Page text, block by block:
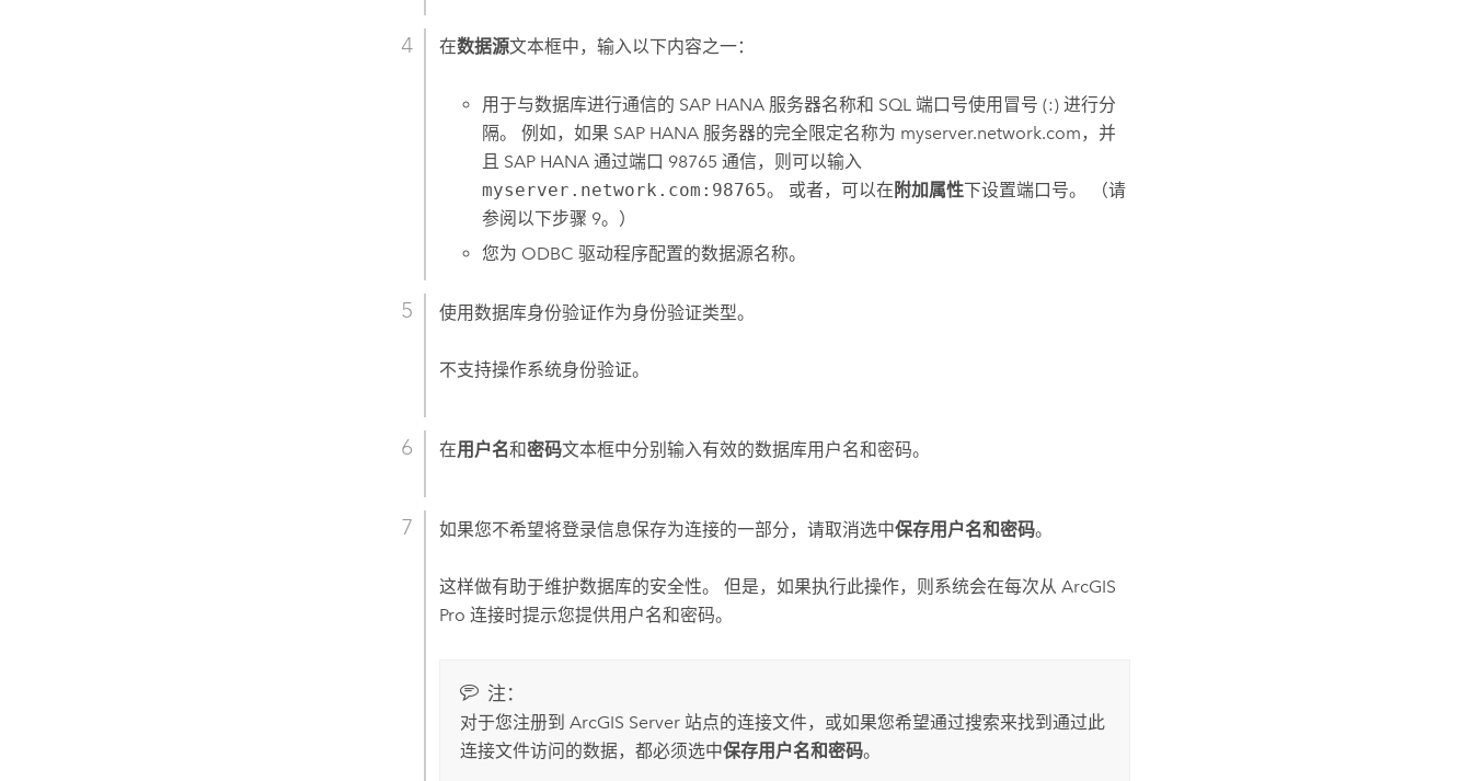
在数据源文本框中，输入以下内容之一：
用于与数据库进行通信的 SAP HANA服务器名称和 SQL 端口号使用冒号 (:) 进行分
隔。 例如，如果 SAP HANA服务器的完全限定名称为 myserver.network.com，并
且 SAP HANA通过端口 98765 通信，则可以输入
myserver.network.com:98765。 或者，可以在 附加属性下设置端口号。 （请
参阅以下步骤 9。）
您为 ODBC 驱动程序配置的数据源名称。
使用数据库身份验证作为身份验证类型。
不支持操作系统身份验证。
在用户名和密码文本框中分别输入有效的数据库用户名和密码。
如果您不希望将登录信息保存为连接的一部分，请取消选中保存用户名和密码。
这样做有助于维护数据库的安全性。 但是，如果执行此操作，则系统会在每次从ArcGIS
Pro 连接时提示您提供用户名和密码。
注：
对于您注册到 ArcGIS Server站点的连接文件，或如果您希望通过搜索来找到通过此
连接文件访问的数据，都必须选中保存用户名和密码。